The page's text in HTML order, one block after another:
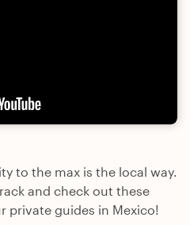
to the max is the local way.
and check out these
private guides in Mexico!